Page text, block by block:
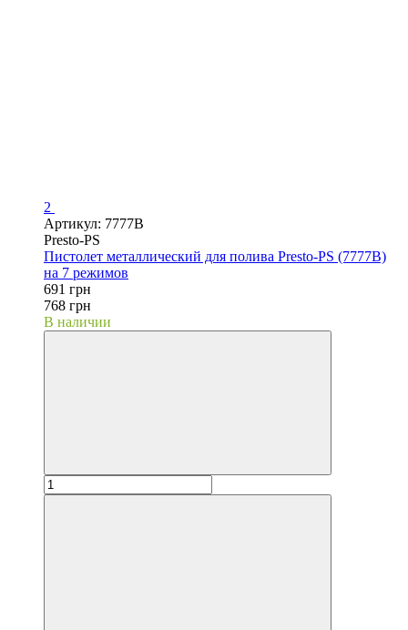
2
Артикул: 7777B
Presto-PS
Пистолет металлический для полива Presto-PS (7777B)
на 7 режимов
691 грн
768 грн
В наличии